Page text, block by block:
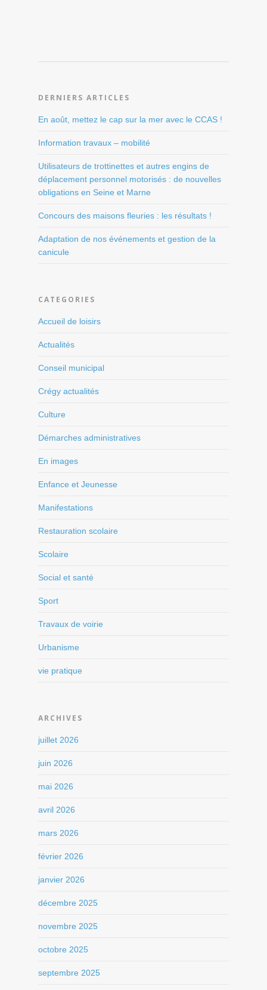
DERNIERS ARTICLES
En août, mettez le cap sur la mer avec le CCAS !
Information travaux – mobilité
Utilisateurs de trottinettes et autres engins de
déplacement personnel motorisés : de nouvelles
obligations en Seine et Marne
Concours des maisons fleuries : les résultats !
Adaptation de nos événements et gestion de la
canicule
CATEGORIES
Accueil de loisirs
Actualités
Conseil municipal
Crégy actualités
Culture
Démarches administratives
En images
Enfance et Jeunesse
Manifestations
Restauration scolaire
Scolaire
Social et santé
Sport
Travaux de voirie
Urbanisme
vie pratique
ARCHIVES
juillet 2026
juin 2026
mai 2026
avril 2026
mars 2026
février 2026
janvier 2026
décembre 2025
novembre 2025
octobre 2025
septembre 2025